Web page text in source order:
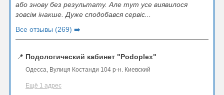
або знову без результату. Але тут усе виявилося
зовсім інакше. Дуже сподобався сервіс...
Все отзывы (269) ➡️
📍 Подологический кабинет "Podoplex"
Одесса, Вулиця Костанди 104 р-н. Киевский
Ещё 1 адрес